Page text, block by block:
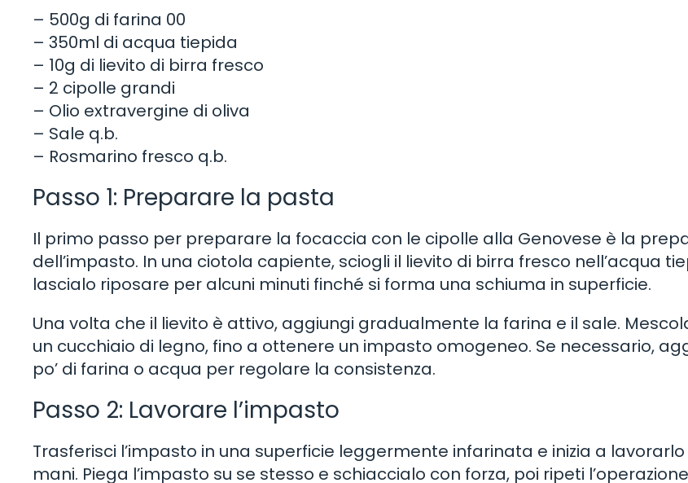
– 500g di farina 00
– 350ml di acqua tiepida
– 10g di lievito di birra fresco
– 2 cipolle grandi
– Olio extravergine di oliva
– Sale q.b.
– Rosmarino fresco q.b.
Passo 1: Preparare la pasta
Il primo passo per preparare la focaccia con le cipolle alla Genovese è la
dell’impasto. In una ciotola capiente, sciogli il lievito di birra fresco nell’acqua
lascialo riposare per alcuni minuti finché si forma una schiuma in superficie.
Una volta che il lievito è attivo, aggiungi gradualmente la farina e il sale.
un cucchiaio di legno, fino a ottenere un impasto omogeneo. Se necessario,
po’ di farina o acqua per regolare la consistenza.
Passo 2: Lavorare l’impasto
Trasferisci l’impasto in una superficie leggermente infarinata e inizia a
mani. Piega l’impasto su se stesso e schiaccialo con forza, poi ripeti